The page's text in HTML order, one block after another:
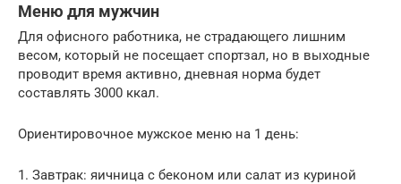
Меню для мужчин
Для офисного работника, не страдающего лишним
весом, который не посещает спортзал, но в выходные
проводит время активно, дневная норма будет
составлять 3000 ккал.
Ориентировочное мужское меню на 1 день:
1. Завтрак: яичница с беконом или салат из куриной